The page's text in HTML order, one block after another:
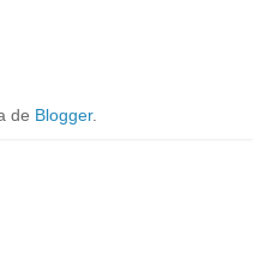
de Blogger.